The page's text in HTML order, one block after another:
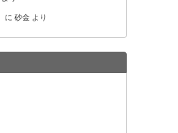
に 砂金 より